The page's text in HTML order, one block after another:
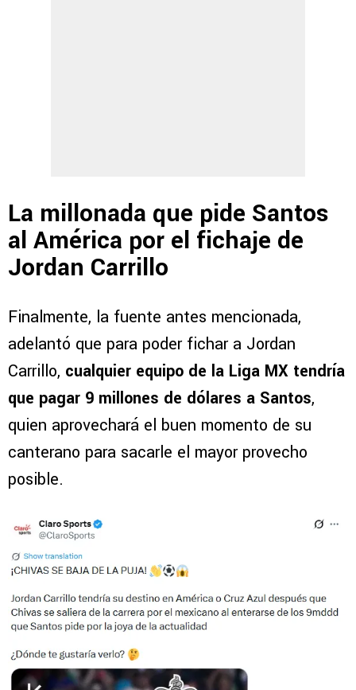
La millonada que pide Santos
al América por el fichaje de
Jordan Carrillo
Finalmente, la fuente antes mencionada,
adelantó que para poder fichar a Jordan
Carrillo, cualquier equipo de la Liga MX tendría
que pagar 9 millones de dólares a Santos,
quien aprovechará el buen momento de su
canterano para sacarle el mayor provecho
posible.